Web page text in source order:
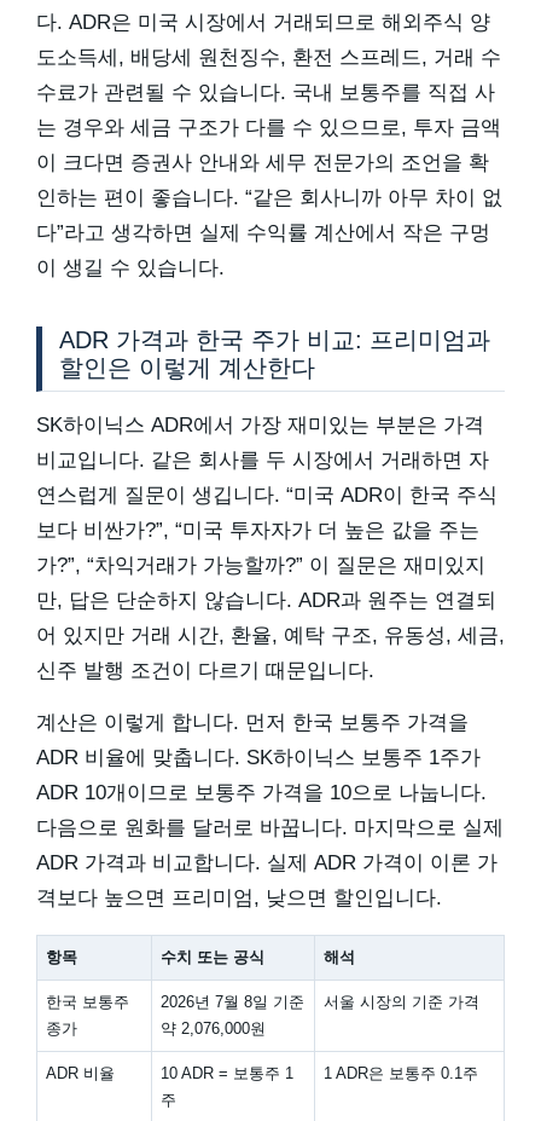
다. ADR은 미국 시장에서 거래되므로 해외주식 양
도소득세, 배당세 원천징수, 환전 스프레드, 거래 수
수료가 관련될 수 있습니다. 국내 보통주를 직접 사
는 경우와 세금 구조가 다를 수 있으므로, 투자 금액
이 크다면 증권사 안내와 세무 전문가의 조언을 확
인하는 편이 좋습니다. “같은 회사니까 아무 차이 없
다”라고 생각하면 실제 수익률 계산에서 작은 구멍
이 생길 수 있습니다.
ADR 가격과 한국 주가 비교: 프리미엄과
할인은 이렇게 계산한다
SK하이닉스 ADR에서 가장 재미있는 부분은 가격
비교입니다. 같은 회사를 두 시장에서 거래하면 자
연스럽게 질문이 생깁니다. “미국 ADR이 한국 주식
보다 비싼가?”, “미국 투자자가 더 높은 값을 주는
가?”, “차익거래가 가능할까?” 이 질문은 재미있지
만, 답은 단순하지 않습니다. ADR과 원주는 연결되
어 있지만 거래 시간, 환율, 예탁 구조, 유동성, 세금,
신주 발행 조건이 다르기 때문입니다.
계산은 이렇게 합니다. 먼저 한국 보통주 가격을
ADR 비율에 맞춥니다. SK하이닉스 보통주 1주가
ADR 10개이므로 보통주 가격을 10으로 나눕니다.
다음으로 원화를 달러로 바꿉니다. 마지막으로 실제
ADR 가격과 비교합니다. 실제 ADR 가격이 이론 가
격보다 높으면 프리미엄, 낮으면 할인입니다.
항목 수치 또는 공식 해석
한국 보통주
종가
2026년 7월 8일 기준
약 2,076,000원
서울 시장의 기준 가격
ADR 비율
10 ADR = 보통주 1
주
1 ADR은 보통주 0.1주